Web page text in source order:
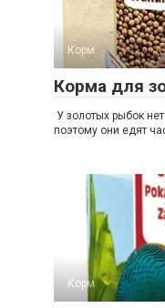
Корм
Корма для
У золотых рыбок
поэтому они едят
Корм